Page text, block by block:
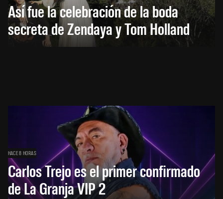
Así fue la celebración de la boda
secreta de Zendaya y Tom Holland
HACE 8 HORAS
Carlos Trejo es el primer confirmado
de La Granja VIP 2